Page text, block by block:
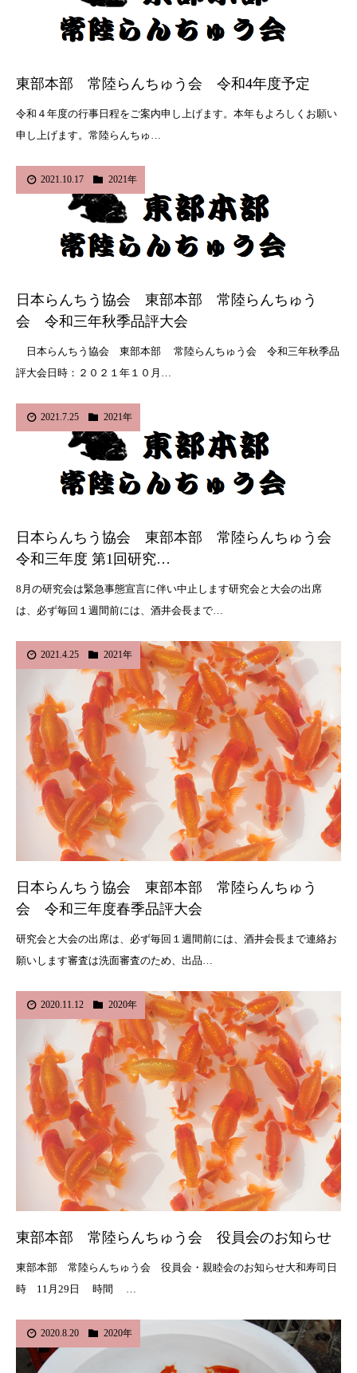
東部本部 常陸らんちゅう会 令和4年度予定
令和４年度の行事日程をご案内申し上げます。本年もよろしくお願い
申し上げます。常陸らんちゅ…
2021.10.17 2021年
日本らんちう協会 東部本部 常陸らんちゅう
会 令和三年秋季品評大会
日本らんちう協会 東部本部 常陸らんちゅう会 令和三年秋季品
評大会日時：２０２１年１０月…
2021.7.25 2021年
日本らんちう協会 東部本部 常陸らんちゅう会
令和三年度 第1回研究…
8月の研究会は緊急事態宣言に伴い中止します研究会と大会の出席
は、必ず毎回１週間前には、酒井会長まで…
2021.4.25 2021年
日本らんちう協会 東部本部 常陸らんちゅう
会 令和三年度春季品評大会
研究会と大会の出席は、必ず毎回１週間前には、酒井会長まで連絡お
願いします審査は洗面審査のため、出品…
2020.11.12 2020年
東部本部 常陸らんちゅう会 役員会のお知らせ
東部本部 常陸らんちゅう会 役員会・親睦会のお知らせ大和寿司日
時 11月29日 時間 …
2020.8.20 2020年